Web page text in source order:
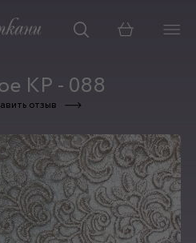
Корзина
КР - 088
отзыв